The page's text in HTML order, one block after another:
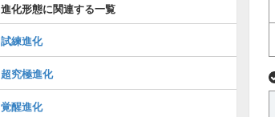
進化形態に関連する一覧
試練進化
超究極進化
覚醒進化